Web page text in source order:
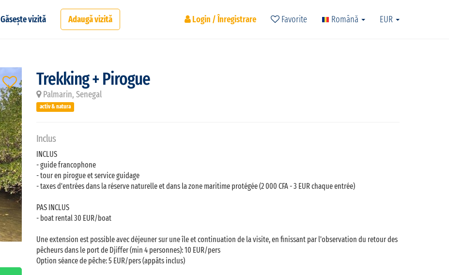
Găsește vizită Adaugă vizită Login / Înregistrare Favorite Română EUR
Trekking + Pirogue
Palmarin, Senegal
activ & natura
Inclus
INCLUS
- guide francophone
- tour en pirogue et service guidage
- taxes d'entrées dans la réserve naturelle et dans la zone maritime protégée (2 000 CFA - 3 EUR chaque entrée)
PAS INCLUS
- boat rental 30 EUR/boat
Une extension est possible avec déjeuner sur une île et continuation de la visite, en finissant par l'observation du retour des
pêcheurs dans le port de Djiffer (min 4 personnes): 10 EUR/pers
Option séance de pêche: 5 EUR/pers (appâts inclus)